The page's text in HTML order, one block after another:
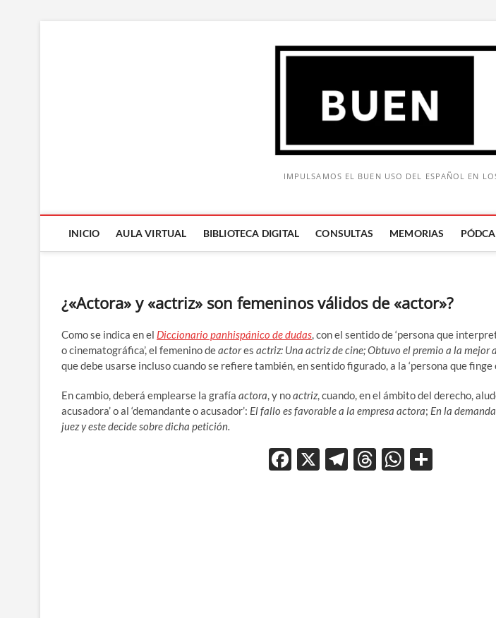
IMPULSAMOS EL BUEN USO DEL ESPAÑOL EN
INICIO AULA VIRTUAL BIBLIOTECA DIGITAL CONSULTAS MEMORIAS
¿«Actora» y «actriz» son femeninos válidos de «actor»?
Como se indica en el Diccionario panhispánico de dudas, con el sentido de ‘persona que
o cinematográfica’, el femenino deactores actriz: Una actriz de cine; Obtuvo el premio a la mejor
que debe usarse incluso cuando se refiere también, en sentido figurado, a la ‘persona que finge
En cambio, deberá emplearse la grafía actora, y noactriz, cuando, en el ámbito del derecho,
acusadora’ o al ‘demandante o acusador’: El fallo es favorable a la empresa actora; En la
juez y este decide sobre dicha petición.
F
X T T W